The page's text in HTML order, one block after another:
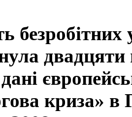
двадцяти
криза» в